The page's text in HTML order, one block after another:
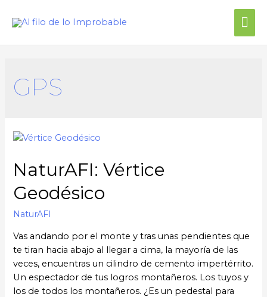
GPS
NaturAFI: Vértice
Geodésico
NaturAFI
Vas andando por el monte y tras unas pendientes que
te tiran hacia abajo al llegar a cima, la mayoría de las
veces, encuentras un cilindro de cemento impertérrito.
Un espectador de tus logros montañeros. Los tuyos y
los de todos los montañeros. ¿Es un pedestal para